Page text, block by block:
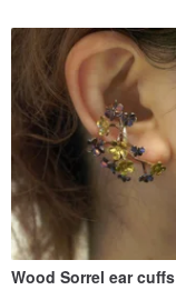
Wood Sorrel ear cuffs